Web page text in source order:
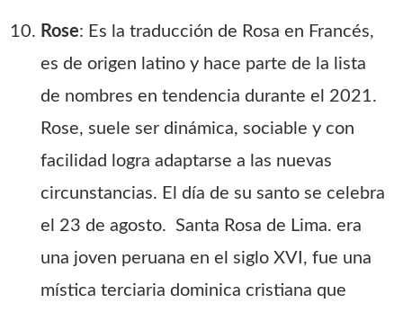
Rose: Es la traducción de Rosa en Francés,
es de origen latino y hace parte de la lista
de nombres en tendencia durante el 2021.
Rose, suele ser dinámica, sociable y con
facilidad logra adaptarse a las nuevas
circunstancias. El día de su santo se celebra
el 23 de agosto. Santa Rosa de Lima. era
una joven peruana en el siglo XVI, fue una
mística terciaria dominica cristiana que